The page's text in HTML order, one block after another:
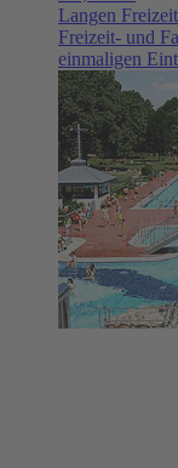
Langen
Freizeit- und
einmaligen